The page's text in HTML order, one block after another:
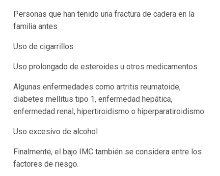
Personas que han tenido una fractura de cadera en la
familia antes
Uso de cigarrillos
Uso prolongado de esteroides u otros medicamentos
Algunas enfermedades como artritis reumatoide,
diabetes mellitus tipo 1, enfermedad hepática,
enfermedad renal, hipertiroidismo o hiperparatiroidismo
Uso excesivo de alcohol
Finalmente, el bajo IMC también se considera entre los
factores de riesgo.